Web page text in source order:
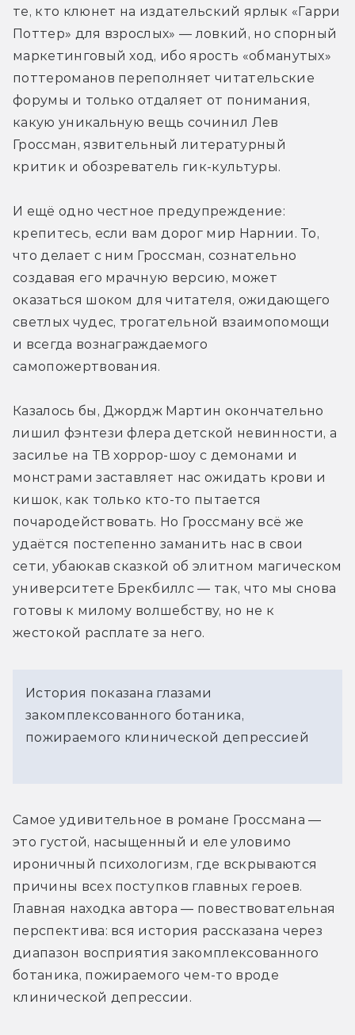
те, кто клюнет на издательский ярлык «Гарри
Поттер» для взрослых» — ловкий, но спорный
маркетинговый ход, ибо ярость «обманутых»
поттероманов переполняет читательские
форумы и только отдаляет от понимания,
какую уникальную вещь сочинил Лев
Гроссман, язвительный литературный
критик и обозреватель гик-культуры.
И ещё одно честное предупреждение:
крепитесь, если вам дорог мир Нарнии. То,
что делает с ним Гроссман, сознательно
создавая его мрачную версию, может
оказаться шоком для читателя, ожидающего
светлых чудес, трогательной взаимопомощи
и всегда вознаграждаемого
самопожертвования.
Казалось бы, Джордж Мартин окончательно
лишил фэнтези флера детской невинности, а
засилье на ТВ хоррор-шоу с демонами и
монстрами заставляет нас ожидать крови и
кишок, как только кто-то пытается
почародействовать. Но Гроссману всё же
удаётся постепенно заманить нас в свои
сети, убаюкав сказкой об элитном магическом
университете Брекбиллс — так, что мы снова
готовы к милому волшебству, но не к
жестокой расплате за него.
История показана глазами
закомплексованного ботаника,
пожираемого клинической депрессией
Самое удивительное в романе Гроссмана —
это густой, насыщенный и еле уловимо
ироничный психологизм, где вскрываются
причины всех поступков главных героев.
Главная находка автора — повествовательная
перспектива: вся история рассказана через
диапазон восприятия закомплексованного
ботаника, пожираемого чем-то вроде
клинической депрессии.